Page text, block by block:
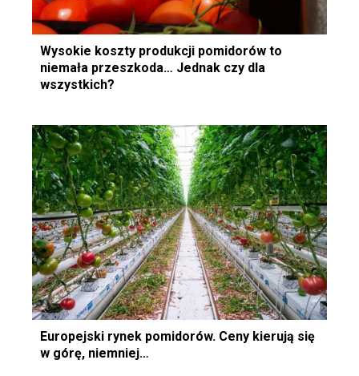
Wysokie koszty produkcji pomidorów to
niemała przeszkoda… Jednak czy dla
wszystkich?
Europejski rynek pomidorów. Ceny kierują się
w górę, niemniej…